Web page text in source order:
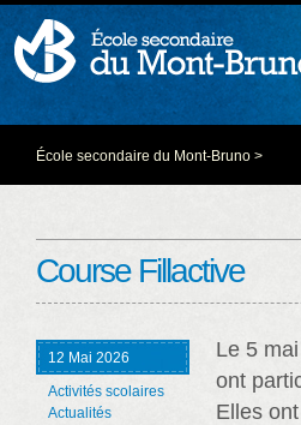
École secondaire du Mont-Bruno >
Course Fillactive
12 Mai 2026
Activités scolaires
Actualités
Le 5
ont
Elles